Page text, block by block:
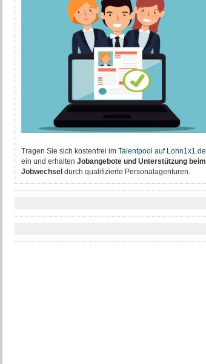
Tragen Sie sich kostenfrei im Talentpool auf Lohn1x1.de
ein und erhalten Jobangebote und Unterstützung beim
Jobwechsel durch qualifizierte Personalagenturen.